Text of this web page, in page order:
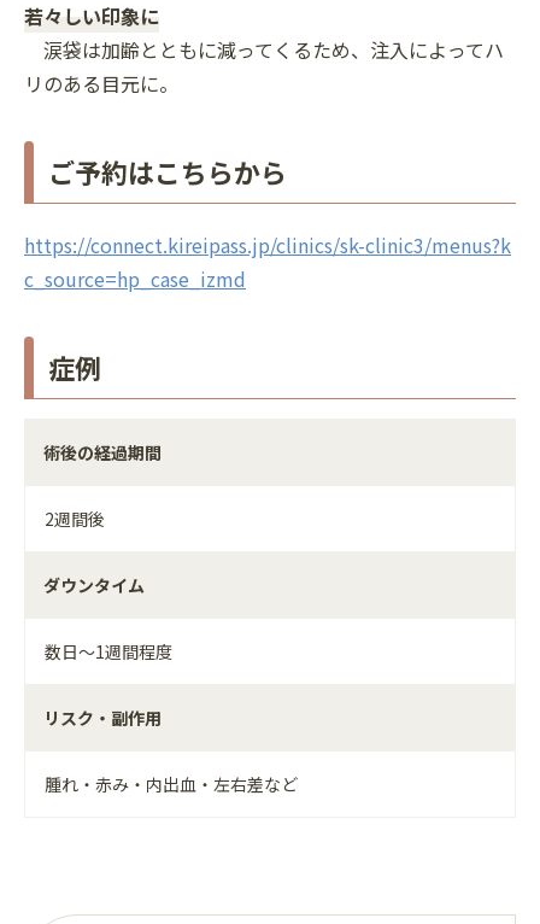
若々しい印象に
涙袋は加齢とともに減ってくるため、注入によってハ
リのある目元に。
ご予約はこちらから
https://connect.kireipass.jp/clinics/sk-clinic3/menus?k
c_source=hp_case_izmd
症例
術後の経過期間
2週間後
ダウンタイム
数日～1週間程度
リスク・副作用
腫れ・赤み・内出血・左右差など